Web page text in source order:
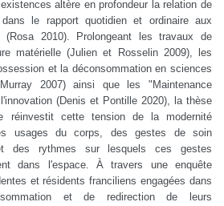
altère en profondeur la relation de
le rapport quotidien et ordinaire aux
(Rosa 2010). Prolongeant les travaux de
matérielle (Julien et Rosselin 2009), les
et la déconsommation en sciences
2007) ainsi que les "Maintenance
(Denis et Pontille 2020), la thèse
réinvestit cette tension de la modernité
usages du corps, des gestes de soin
des rythmes sur lesquels ces gestes
dans l'espace. À travers une enquête
et résidents franciliens engagées dans
et de redirection de leurs